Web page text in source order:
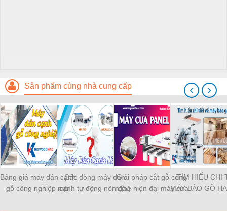
Sản phẩm cùng nhà cung cấp
Bảng giá máy dán cạnh
gỗ công nghiệp mới
Các dòng máy dán
cạnh tự động nên đầu
Giải pháp cắt gỗ công
nghệ hiện đại máy cưa
TÌM HIỂU CHI
MÁY BÀO GỖ
‹ ›